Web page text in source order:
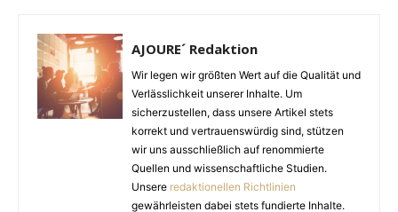
AJOURE´ Redaktion
Wir legen wir größten Wert auf die Qualität und
Verlässlichkeit unserer Inhalte. Um
sicherzustellen, dass unsere Artikel stets
korrekt und vertrauenswürdig sind, stützen
wir uns ausschließlich auf renommierte
Quellen und wissenschaftliche Studien.
Unsere redaktionellen Richtlinien
gewährleisten dabei stets fundierte Inhalte.